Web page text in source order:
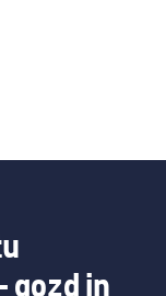
gozd in